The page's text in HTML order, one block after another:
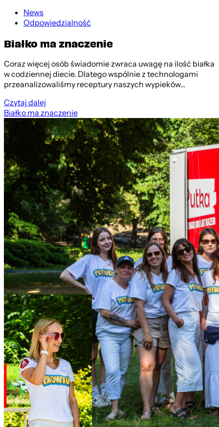
News
Odpowiedzialność
Białko ma znaczenie
Coraz więcej osób świadomie zwraca uwagę na ilość białka
w codziennej diecie. Dlatego wspólnie z technologami
przeanalizowaliśmy receptury naszych wypieków...
Czytaj dalej
Białko ma znaczenie